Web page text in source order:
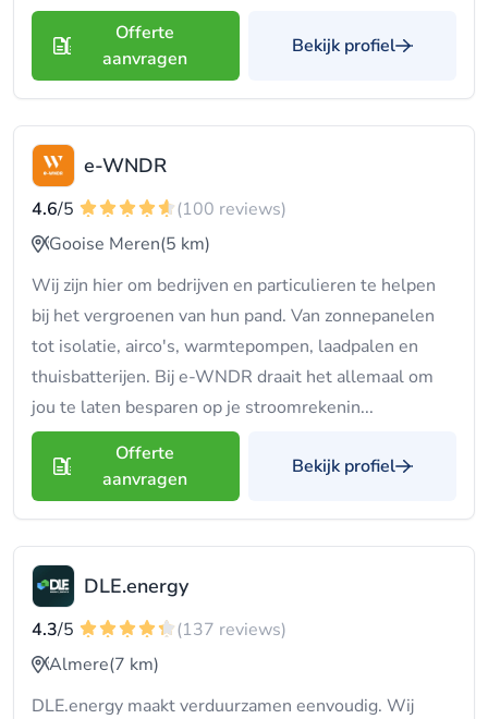
Offerte
aanvragen
Bekijk profiel
e-WNDR
4.6/5
(100 reviews)
Gooise Meren(5 km)
Wij zijn hier om bedrijven en particulieren te helpen
bij het vergroenen van hun pand. Van zonnepanelen
tot isolatie, airco's, warmtepompen, laadpalen en
thuisbatterijen. Bij e-WNDR draait het allemaal om
jou te laten besparen op je stroomrekenin...
Offerte
aanvragen
Bekijk profiel
DLE.energy
4.3/5
(137 reviews)
Almere(7 km)
DLE.energy maakt verduurzamen eenvoudig. Wij